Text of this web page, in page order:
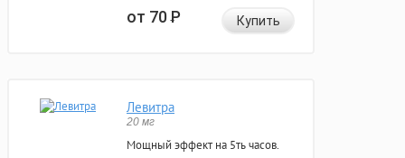
от 70Р Купить
Левитра
20 мг
Мощный эффект на 5ть часов.